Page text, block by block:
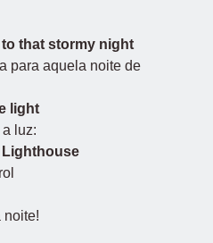
that stormy night
para aquela noite de
light
luz:
Lighthouse
noite!